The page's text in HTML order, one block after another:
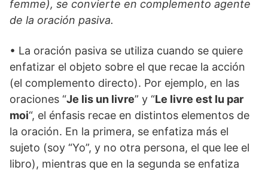
femme), se convierte en complemento agente
de la oración pasiva.
• La oración pasiva se utiliza cuando se quiere
enfatizar el objeto sobre el que recae la acción
(el complemento directo). Por ejemplo, en las
oraciones “Je lis un livre” y “Le livre est lu par
moi“, el énfasis recae en distintos elementos de
la oración. En la primera, se enfatiza más el
sujeto (soy “Yo”, y no otra persona, el que lee el
libro), mientras que en la segunda se enfatiza